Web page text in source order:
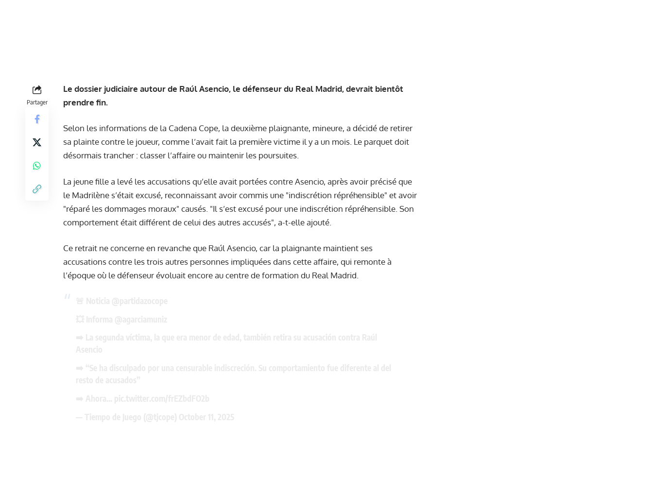
Partager
Le dossier judiciaire autour de Raúl Asencio, le défenseur du Real Madrid, devrait bientôt
prendre fin.
Selon les informations de la Cadena Cope, la deuxième plaignante, mineure, a décidé de retirer
sa plainte contre le joueur, comme l’avait fait la première victime il y a un mois. Le parquet doit
désormais trancher : classer l’affaire ou maintenir les poursuites.
La jeune fille a levé les accusations qu’elle avait portées contre Asencio, après avoir précisé que
le Madrilène s’était excusé, reconnaissant avoir commis une "indiscrétion répréhensible" et avoir
"réparé les dommages moraux" causés. "Il s’est excusé pour une indiscrétion répréhensible. Son
comportement était différent de celui des autres accusés", a-t-elle ajouté.
Ce retrait ne concerne en revanche que Raúl Asencio, car la plaignante maintient ses
accusations contre les trois autres personnes impliquées dans cette affaire, qui remonte à
l’époque où le défenseur évoluait encore au centre de formation du Real Madrid.